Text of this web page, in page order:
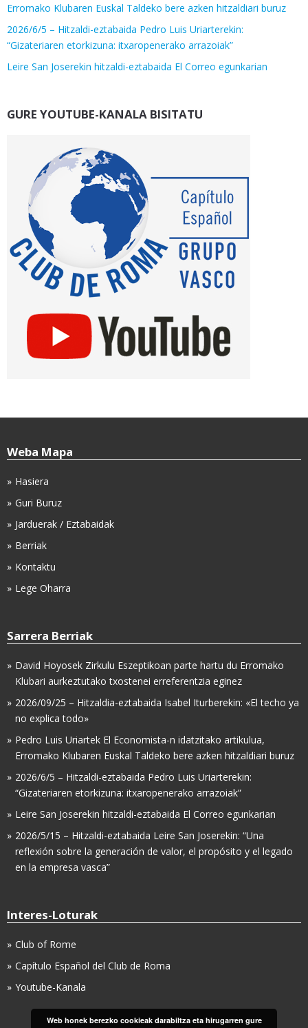
Erromako Klubaren Euskal Taldeko bere azken hitzaldiari buruz
2026/6/5 – Hitzaldi-eztabaida Pedro Luis Uriarterekin:
“Gizateriaren etorkizuna: itxaropenerako arrazoiak”
Leire San Joserekin hitzaldi-eztabaida El Correo egunkarian
GURE YOUTUBE-KANALA BISITATU
Weba Mapa
Hasiera
Guri Buruz
Jarduerak / Eztabaidak
Berriak
Kontaktu
Lege Oharra
Sarrera Berriak
David Hoyosek Zirkulu Eszeptikoan parte hartu du Erromako
Klubari aurkeztutako txostenei erreferentzia eginez
2026/09/25 – Hitzaldia-eztabaida Isabel Iturberekin: «El techo ya
no explica todo»
Pedro Luis Uriartek El Economista-n idatzitako artikulua,
Erromako Klubaren Euskal Taldeko bere azken hitzaldiari buruz
2026/6/5 – Hitzaldi-eztabaida Pedro Luis Uriarterekin:
“Gizateriaren etorkizuna: itxaropenerako arrazoiak”
Leire San Joserekin hitzaldi-eztabaida El Correo egunkarian
2026/5/15 – Hitzaldi-eztabaida Leire San Joserekin: “Una
reflexión sobre la generación de valor, el propósito y el legado
en la empresa vasca”
Interes-Loturak
Club of Rome
Capítulo Español del Club de Roma
Youtube-Kanala
Web honek berezko cookieak darabiltza eta hirugarren gure